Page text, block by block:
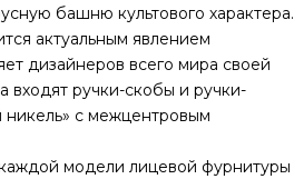
башню культового характера.
актуальным явлением
дизайнеров всего мира своей
входят ручки-скобы и ручки-
никель» с межцентровым
модели лицевой фурнитуры